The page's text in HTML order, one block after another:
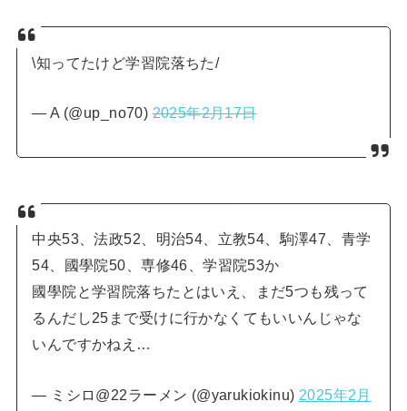
\知ってたけど学習院落ちた/
— A (@up_no70)2025年2月17日
中央53、法政52、明治54、立教54、駒澤47、青学
54、國學院50、専修46、学習院53か
國學院と学習院落ちたとはいえ、まだ5つも残って
るんだし25まで受けに行かなくてもいいんじゃな
いんですかねえ…
— ミシロ@22ラーメン (@yarukiokinu) 2025年2月